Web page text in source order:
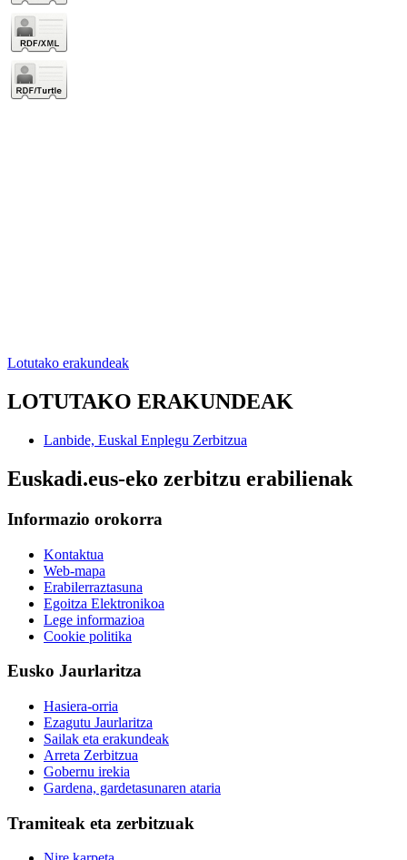
Lotutako erakundeak
LOTUTAKO ERAKUNDEAK
Lanbide, Euskal Enplegu Zerbitzua
Euskadi.eus-eko zerbitzu erabilienak
Informazio orokorra
Kontaktua
Web-mapa
Erabilerraztasuna
Egoitza Elektronikoa
Lege informazioa
Cookie politika
Eusko Jaurlaritza
Hasiera-orria
Ezagutu Jaurlaritza
Sailak eta erakundeak
Arreta Zerbitzua
Gobernu irekia
Gardena, gardetasunaren ataria
Tramiteak eta zerbitzuak